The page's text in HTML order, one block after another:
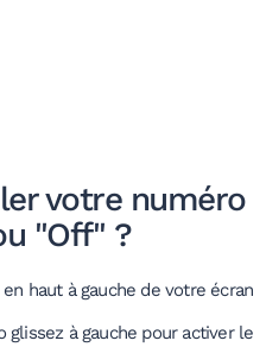
votre numéro
"Off" ?
haut à gauche de votre écran
à gauche pour activer le